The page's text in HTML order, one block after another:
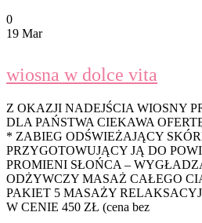
0
19 Mar
wiosna w dolce vita
Z OKAZJI NADEJŚCIA WIOSNY
DLA PAŃSTWA CIEKAWA
* ZABIEG ODŚWIEŻAJĄCY
PRZYGOTOWUJĄCY JĄ DO
PROMIENI SŁOŃCA –
ODŻYWCZY MASAŻ CAŁEGO
PAKIET 5 MASAŻY
W CENIE 450 ZŁ (cena bez